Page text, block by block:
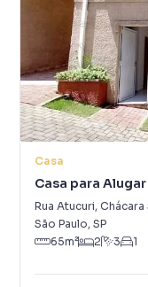
Casa
Casa para
(Zona Leste)
Rua Atucuri,
São Paulo, SP
65m² 2 3 1